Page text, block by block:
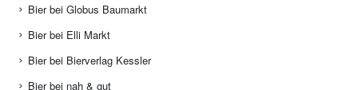
Bier bei Globus Baumarkt
Bier bei Elli Markt
Bier bei Bierverlag Kessler
Bier bei nah & gut